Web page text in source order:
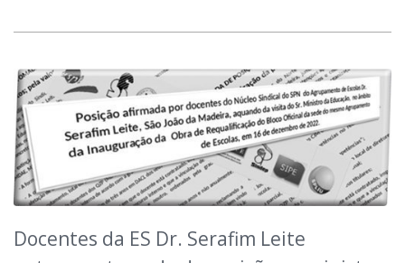
Docentes da ES Dr. Serafim Leite